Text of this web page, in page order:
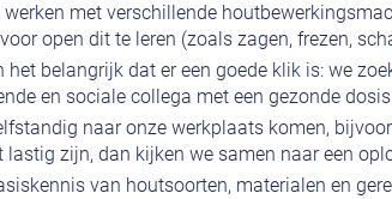
met verschillende
open dit te leren (zoals zagen, frezen,
het belangrijk dat er een goede klik is: we
en sociale collega met een gezonde
naar onze werkplaats komen,
lastig zijn, dan kijken we samen naar een
van houtsoorten, materialen en